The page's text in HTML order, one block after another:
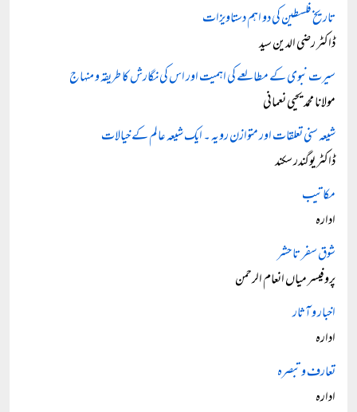
تاریخ فلسطین کی دو اہم دستاویزات
ڈاکٹر رضی الدین سید
سیرت نبوی کے مطالعے کی اہمیت اور اس کی نگارش کا طریقہ و منہاج
مولانا محمد یحیی نعمانی
شیعہ سنی تعلقات اور متوازن رویہ ۔ ایک شیعہ عالم کے خیالات
ڈاکٹر یوگندر سکند
مکاتیب
ادارہ
شوق سفر تا حشر
پروفیسر میاں انعام الرحمن
اخبار و آثار
ادارہ
تعارف و تبصرہ
ادارہ